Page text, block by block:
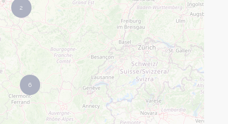
2
6